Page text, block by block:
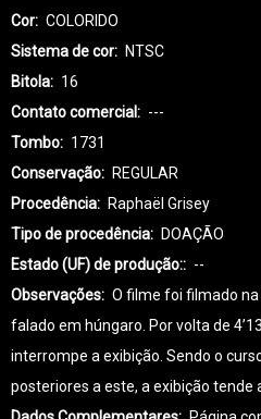
Cor
COLORIDO
Sistema de cor
NTSC
Bitola
16
Contato comercial
---
Tombo
1731
Conservação
REGULAR
Procedência
Raphaël Grisey
Tipo de procedência
DOAÇÃO
Estado (UF) de produção:
--
Observações
O filme foi filmado
falado em húngaro. Por volta de
interrompe a exibição. Sendo o
posteriores a este, a exibição tende